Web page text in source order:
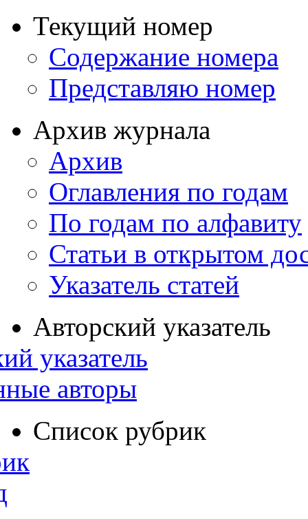
Текущий номер
Содержание номера
Представляю номер
Архив журнала
Архив
Оглавления по годам
По годам по алфавиту
Статьи в открытом
Указатель статей
Авторский указатель
указатель
авторы
Список рубрик